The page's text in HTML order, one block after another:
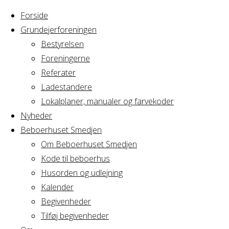
Forside
Grundejerforeningen
Bestyrelsen
Foreningerne
Referater
Ladestandere
Lokalplaner, manualer og farvekoder
Nyheder
Beboerhuset Smedjen
Om Beboerhuset Smedjen
Kode til beboerhus
Husorden og udlejning
Kalender
Begivenheder
Tilføj begivenheder
Home
Articles posted
by Hanne
Lautrup
Nothing
Found
No search
Search